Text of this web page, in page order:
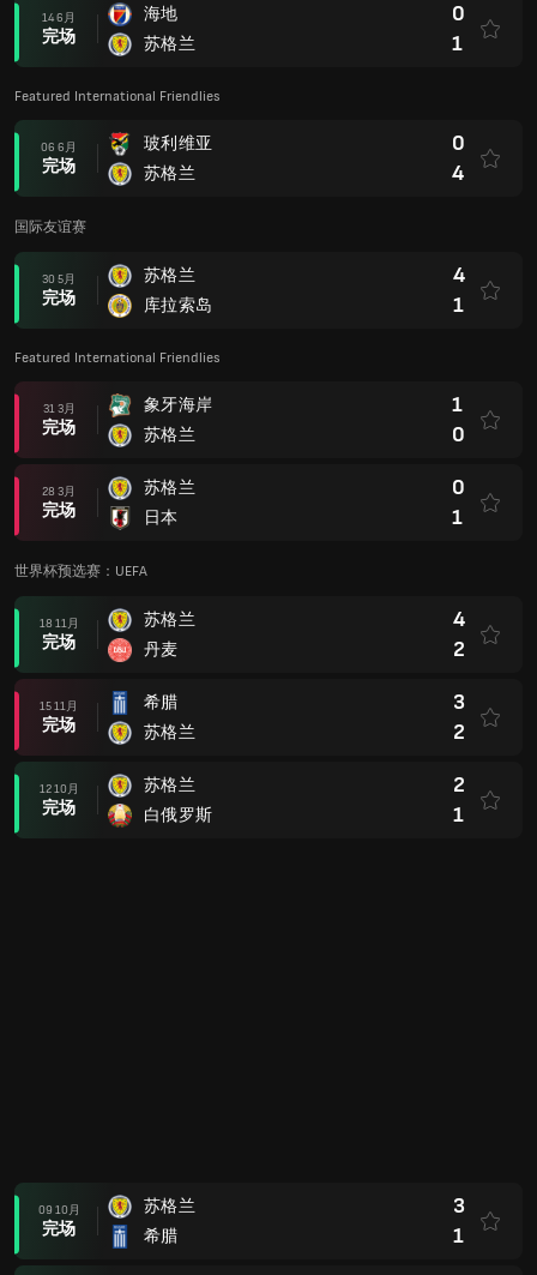
14 6月
完场
海地
苏格兰
0
1
Featured International Friendlies
06 6月
完场
玻利维亚
苏格兰
0
4
国际友谊赛
30 5月
完场
苏格兰
库拉索岛
4
1
Featured International Friendlies
31 3月
完场
象牙海岸
苏格兰
1
0
28 3月
完场
苏格兰
日本
0
1
世界杯预选赛：UEFA
18 11月
完场
苏格兰
丹麦
4
2
15 11月
完场
希腊
苏格兰
3
2
12 10月
完场
苏格兰
白俄罗斯
2
1
09 10月
完场
苏格兰
希腊
3
1